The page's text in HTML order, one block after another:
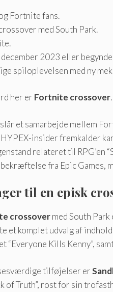
Fortnite fans.
med South Park.
2023 eller
spiloplevelsen med ny
her er Fortnite crossover.
et samarbejde mellem
insider fremkalder
relateret til RPG’en
fra Epic Games,
til en episk
crossovermed South
et komplet udvalg af
“Everyone Kills Kenny”,
tilføjelser er
of Truth”, rost for sin